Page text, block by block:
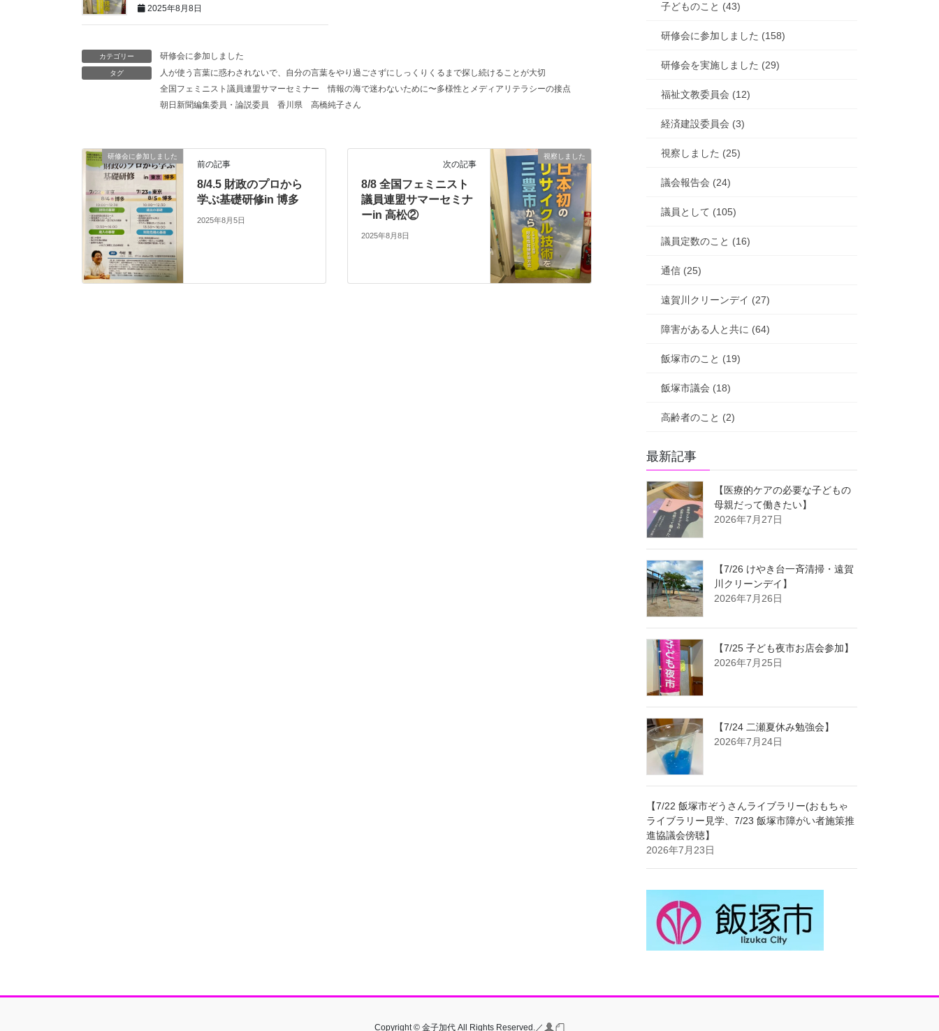
2025年8月8日
カテゴリー 研修会に参加しました
タグ
人が使う言葉に惑わされないで、自分の言葉をやり過ごさずにしっくりくるまで探し続けることが大切
全国フェミニスト議員連盟サマーセミナー
情報の海で迷わないために〜多様性とメディアリテラシーの接点
朝日新聞編集委員・論説委員
香川県 高橋純子さん
研修会に参加しました
前の記事
8/4.5 財政のプロから
学ぶ基礎研修in 博多
2025年8月5日
視察しました
次の記事
8/8 全国フェミニスト
議員連盟サマーセミナ
ーin 高松②
2025年8月8日
子どものこと (43)
研修会に参加しました (158)
研修会を実施しました (29)
福祉文教委員会 (12)
経済建設委員会 (3)
視察しました (25)
議会報告会 (24)
議員として (105)
議員定数のこと (16)
通信 (25)
遠賀川クリーンデイ (27)
障害がある人と共に (64)
飯塚市のこと (19)
飯塚市議会 (18)
高齢者のこと (2)
最新記事
【医療的ケアの必要な子どもの
母親だって働きたい】
2026年7月27日
【7/26 けやき台一斉清掃・遠賀
川クリーンデイ】
2026年7月26日
【7/25 子ども夜市お店会参加】
2026年7月25日
【7/24 二瀬夏休み勉強会】
2026年7月24日
【7/22 飯塚市ぞうさんライブラリー(おもちゃ
ライブラリー見学、7/23 飯塚市障がい者施策推
進協議会傍聴】
2026年7月23日
Copyright © 金子加代 All Rights Reserved.／